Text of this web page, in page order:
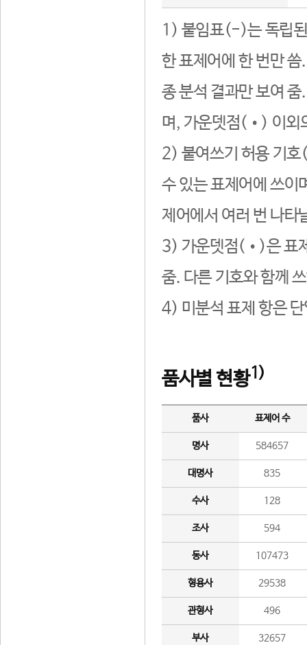
1) 붙임표(-)는 독립된
한 표제어에 한 번만
종 분석 결과만 보여
며, 가운뎃점(•) 이외
2) 붙여쓰기 허용 기호
수 있는 표제어에 쓰이
제어에서 여러 번 나타
3) 가운뎃점(•)은 표
줌. 다른 기호와 함께
4) 미분석 표제 항은
품사별 현황1)
품사 표제어 수
명사 584657
대명사 835
수사 128
조사 594
동사 107473
형용사 29538
관형사 496
부사 32657